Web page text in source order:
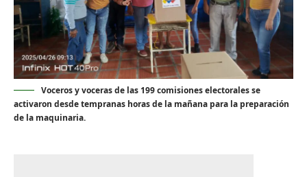
Voceros y voceras de las 199 comisiones electorales se
activaron desde tempranas horas de la mañana para la preparación
de la maquinaria.